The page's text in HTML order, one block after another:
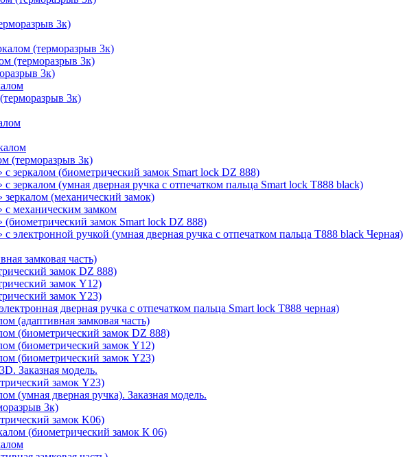
3к)
(терморазрыв 3к)
(терморазрыв 3к)
3к)
3к)
(терморазрыв 3к)
с зеркалом (биометрический замок Smart lock DZ 888)
с зеркалом (умная дверная ручка с отпечатком пальца Smart lock T888 black)
зеркалом (механический замок)
с механическим замком
(биометрический замок Smart lock DZ 888)
с электронной ручкой (умная дверная ручка с отпечатком пальца T888 black Черная)
замковая часть)
замок DZ 888)
замок Y12)
замок Y23)
дверная ручка с отпечатком пальца Smart lock T888 черная)
(адаптивная замковая часть)
(биометрический замок DZ 888)
(биометрический замок Y12)
(биометрический замок Y23)
Заказная модель.
замок Y23)
(умная дверная ручка). Заказная модель.
3к)
замок K06)
(биометрический замок К 06)